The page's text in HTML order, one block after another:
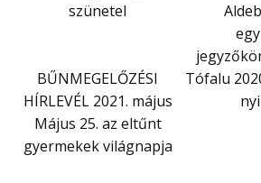
szünetel
BŰNMEGELŐZÉSI
HÍRLEVÉL 2021. május
Május 25. az eltűnt
gyermekek világnapja
Tófalu